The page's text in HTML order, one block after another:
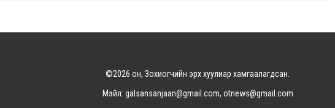
©2026 он, Зохиогчийн эрх хуулиар хамгаалагдсан.
Мэйл: galsansanjaan@gmail.com, otnews@gmail.com